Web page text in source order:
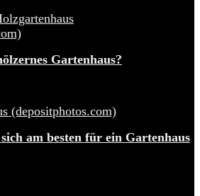
Gartenhaus?
am besten für ein Gartenhaus